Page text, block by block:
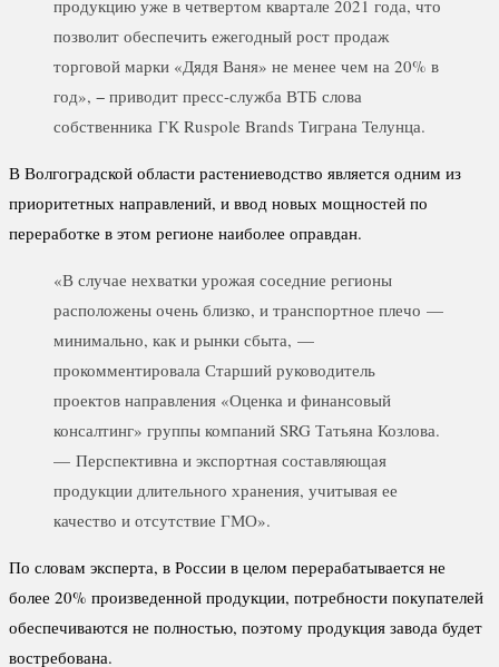
продукцию уже в четвертом квартале 2021 года, что
позволит обеспечить ежегодный рост продаж
торговой марки «Дядя Ваня» не менее чем на 20% в
год», − приводит пресс-служба ВТБ слова
собственника ГК Ruspole Brands Тиграна Телунца.
В Волгоградской области растениеводство является одним из
приоритетных направлений, и ввод новых мощностей по
переработке в этом регионе наиболее оправдан.
«В случае нехватки урожая соседние регионы
расположены очень близко, и транспортное плечо —
минимально, как и рынки сбыта, —
прокомментировала Старший руководитель
проектов направления «Оценка и финансовый
консалтинг» группы компаний SRG Татьяна Козлова.
— Перспективна и экспортная составляющая
продукции длительного хранения, учитывая ее
качество и отсутствие ГМО».
По словам эксперта, в России в целом перерабатывается не
более 20% произведенной продукции, потребности покупателей
обеспечиваются не полностью, поэтому продукция завода будет
востребована.